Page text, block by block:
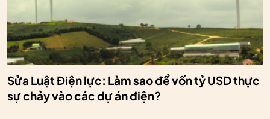
Sửa Luật Điện lực: Làm sao để vốn tỷ USD thực
sự chảy vào các dự án điện?